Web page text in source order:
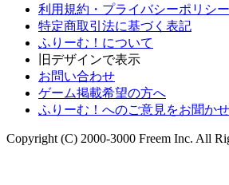
利用規約・プライバシーポリシー
特定商取引法に基づく表記
ふりーむ！について
旧デザインで表示
お問い合わせ
ゲーム掲載希望の方へ
ふりーむ！へのご意見をお聞か
Copyright (C) 2000-3000 Freem Inc. All